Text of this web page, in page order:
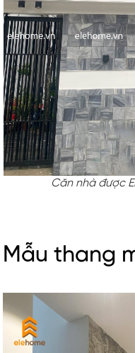
Căn nhà được
Mẫu thang